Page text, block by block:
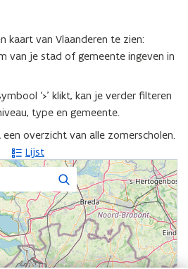
kaart van Vlaanderen te zien:
van je stad of gemeente ingeven in
‘>’ klikt, kan je verder filteren
type en gemeente.
een overzicht van alle zomerscholen.
Lijst
Zoeken